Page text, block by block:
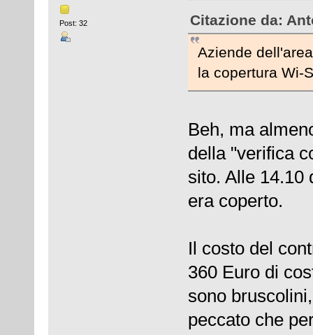
Post: 32
Citazione da:
Aziende
la copertura Wi-
Beh, ma
della "verifica
sito. Alle 14.10
era coperto.
Il costo del
360 Euro di
sono
peccato che